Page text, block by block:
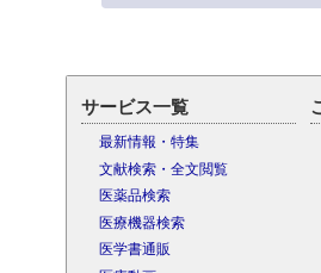
サービス一覧
最新情報・特集
文献検索・全文閲覧
医薬品検索
医療機器検索
医学書通販